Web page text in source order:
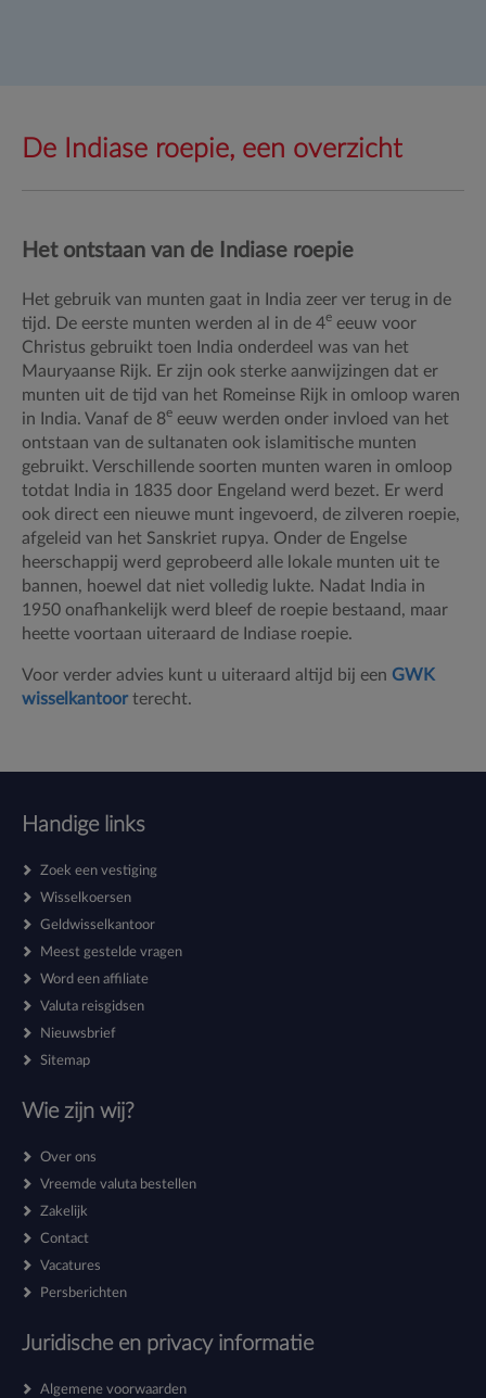
De Indiase roepie, een overzicht
Het ontstaan van de Indiase roepie
Het gebruik van munten gaat in India zeer ver terug in de
tijd. De eerste munten werden al in de 4e eeuw voor
Christus gebruikt toen India onderdeel was van het
Mauryaanse Rijk. Er zijn ook sterke aanwijzingen dat er
munten uit de tijd van het Romeinse Rijk in omloop waren
in India. Vanaf de 8e eeuw werden onder invloed van het
ontstaan van de sultanaten ook islamitische munten
gebruikt. Verschillende soorten munten waren in omloop
totdat India in 1835 door Engeland werd bezet. Er werd
ook direct een nieuwe munt ingevoerd, de zilveren roepie,
afgeleid van het Sanskriet rupya. Onder de Engelse
heerschappij werd geprobeerd alle lokale munten uit te
bannen, hoewel dat niet volledig lukte. Nadat India in
1950 onafhankelijk werd bleef de roepie bestaand, maar
heette voortaan uiteraard de Indiase roepie.
Voor verder advies kunt u uiteraard altijd bij een GWK
wisselkantoorterecht.
Handige links
Zoek een vestiging
Wisselkoersen
Geldwisselkantoor
Meest gestelde vragen
Word een affiliate
Valuta reisgidsen
Nieuwsbrief
Sitemap
Wie zijn wij?
Over ons
Vreemde valuta bestellen
Zakelijk
Contact
Vacatures
Persberichten
Juridische en privacy informatie
Algemene voorwaarden